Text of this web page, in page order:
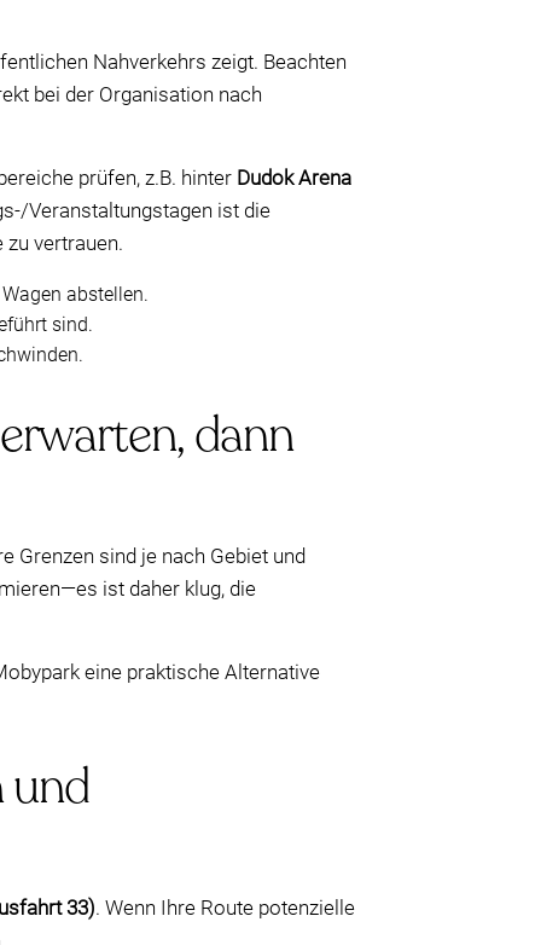
Nahverkehrs zeigt. Beachten
bei der Organisation nach
prüfen, z.B. hinter Dudok Arena
Veranstaltungstagen ist die
vertrauen.
abstellen.
sind.
dann
Grenzen sind je nach Gebiet und
ist daher klug, die
eine praktische Alternative
und
33). Wenn Ihre Route potenzielle